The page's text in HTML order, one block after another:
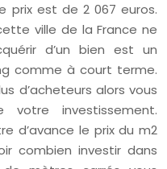
prix est de 2 067 euros.
ville de la France ne
d’un bien est un
comme à court terme.
d’acheteurs alors vous
investissement.
d’avance le prix du m2
combien investir dans